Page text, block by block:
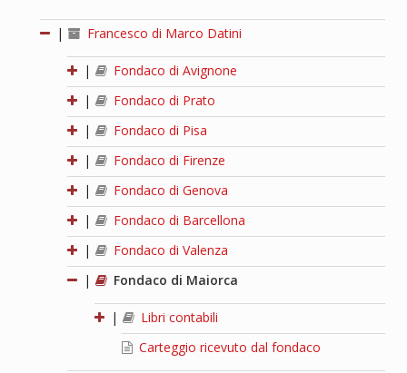
| Francesco di Marco Datini
|
Fondaco di Avignone
|
Fondaco di Prato
|
Fondaco di Pisa
|
Fondaco di Firenze
|
Fondaco di Genova
|
Fondaco di Barcellona
|
Fondaco di Valenza
|
Fondaco di Maiorca
|
Libri contabili
Carteggio ricevuto dal fondaco